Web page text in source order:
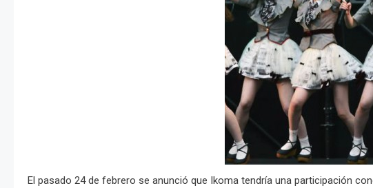
El pasado 24 de febrero se anunció que Ikoma tendría una participación